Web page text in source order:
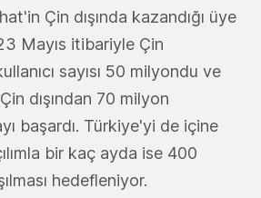
Çin dışında kazandığı üye
Mayıs itibariyle Çin
sayısı 50 milyondu ve
dışından 70 milyon
başardı. Türkiye'yi de içine
bir kaç ayda ise 400
hedefleniyor.